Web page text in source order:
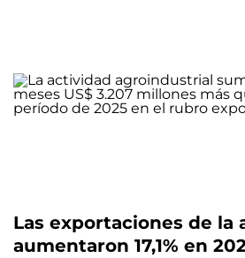
Las exportaciones de la
aumentaron 17,1% en